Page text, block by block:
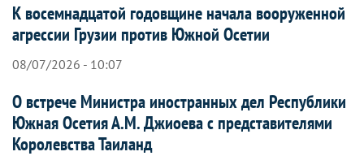
К восемнадцатой годовщине начала вооруженной
агрессии Грузии против Южной Осетии
08/07/2026 - 10:07
О встрече Министра иностранных дел Республики
Южная Осетия А.М. Джиоева с представителями
Королевства Таиланд